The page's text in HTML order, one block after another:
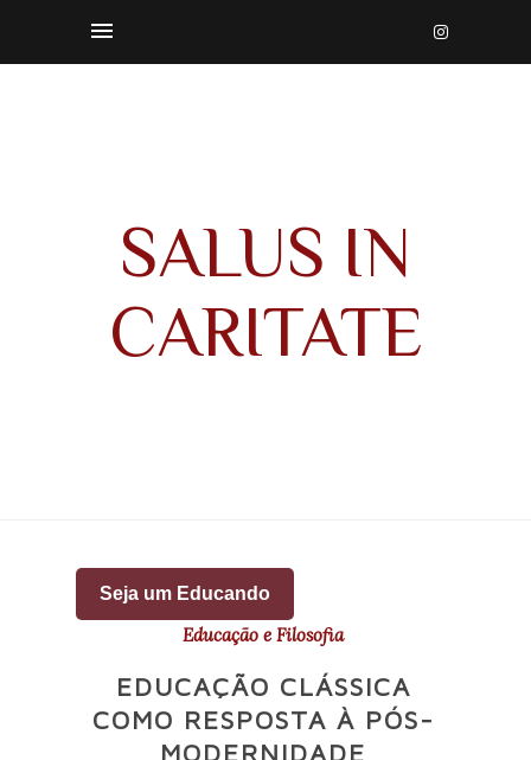
SALUS IN
CARITATE
Seja um Educando
Educação e Filosofia
EDUCAÇÃO CLÁSSICA
COMO RESPOSTA À PÓS-
MODERNIDADE